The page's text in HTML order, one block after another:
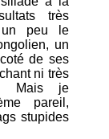
très
un peu le
un
de ses
ni très
Mais je
pareil,
stupides